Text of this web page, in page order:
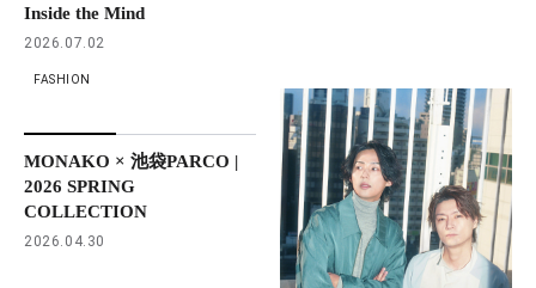
Inside the Mind
2026.07.02
FASHION
MONAKO × 池袋PARCO |
2026 SPRING
COLLECTION
2026.04.30